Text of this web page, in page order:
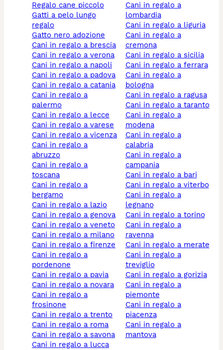
regalo cane piccolo
gatti a pelo lungo
regalo
gatto nero adozione
cani in regalo a brescia
cani in regalo a verona
cani in regalo a napoli
cani in regalo a padova
cani in regalo a catania
cani in regalo a
palermo
cani in regalo a lecce
cani in regalo a varese
cani in regalo a vicenza
cani in regalo a
abruzzo
cani in regalo a
toscana
cani in regalo a
bergamo
cani in regalo a lazio
cani in regalo a genova
cani in regalo a veneto
cani in regalo a milano
cani in regalo a firenze
cani in regalo a
pordenone
cani in regalo a pavia
cani in regalo a novara
cani in regalo a
frosinone
cani in regalo a trento
cani in regalo a roma
cani in regalo a savona
cani in regalo a lucca
cani in regalo a
lombardia
cani in regalo a liguria
cani in regalo a
cremona
cani in regalo a sicilia
cani in regalo a ferrara
cani in regalo a
bologna
cani in regalo a ragusa
cani in regalo a taranto
cani in regalo a
modena
cani in regalo a
calabria
cani in regalo a
campania
cani in regalo a bari
cani in regalo a viterbo
cani in regalo a
legnano
cani in regalo a torino
cani in regalo a
ravenna
cani in regalo a merate
cani in regalo a
treviglio
cani in regalo a gorizia
cani in regalo a
piemonte
cani in regalo a
piacenza
cani in regalo a
mantova